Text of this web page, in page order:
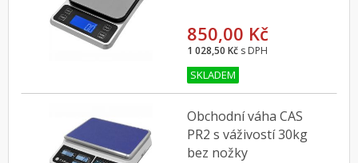
850,00 Kč
1 028,50 Kč s DPH
SKLADEM
Obchodní váha CAS
PR2 s váživostí 30kg
bez nožky